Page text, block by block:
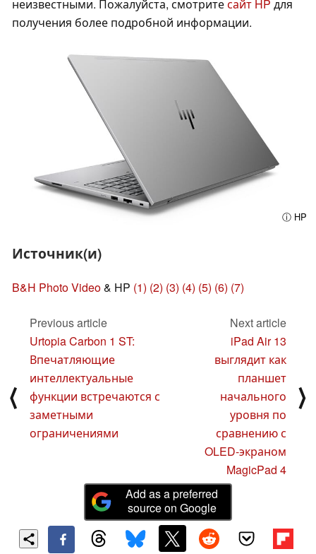
неизвестными. Пожалуйста, смотритесайт HP для
получения более подробной информации.
ⓘ HP
Источник(и)
B&H Photo Video& HP (1) (2) (3) (4) (5) (6) (7)
⟨
Previous article
Urtopia Carbon 1 ST:
Впечатляющие
интеллектуальные
функции встречаются с
заметными
ограничениями
Next article
iPad Air 13
выглядит как
планшет
начального
уровня по
сравнению с
OLED-экраном
MagicPad 4
⟩
Add as a preferred
source on Google